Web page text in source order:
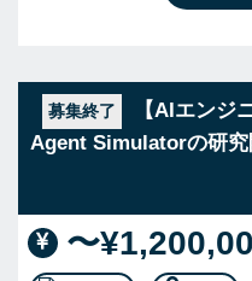
募集終了
【AIエンジ
Agent Simulatorの研究
〜